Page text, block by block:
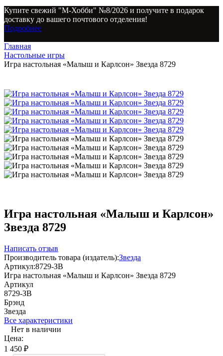
Купите свежий "М-Хобби" №8/2026 и получите в подарок
доставку до вашего почтового отделения!
Подробнее
Главная
Настольные игры
Игра настольная «Малыш и Карлсон» Звезда 8729
Игра настольная «Малыш и Карлсон»
Звезда 8729
Написать отзыв
Производитель товара (издатель):Звезда
Артикул:8729-ЗВ
Игра настольная «Малыш и Карлсон» Звезда 8729
Артикул
8729-ЗВ
Брэнд
Звезда
Все характеристики
Нет в наличии
Цена:
1 450 ₽